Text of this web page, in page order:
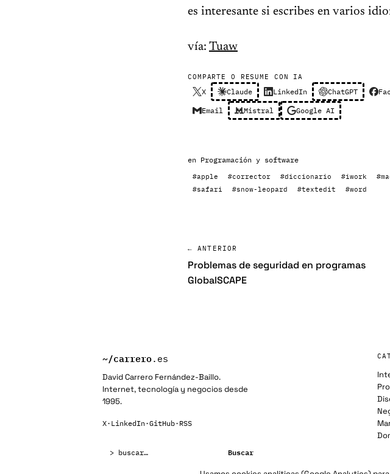
es interesante si escribes en varios
vía: Tuaw
COMPARTE O RESUME CON IA
X Claude LinkedIn ChatGPT
Email Mistral Google AI
en Programación y software
#apple #corrector #diccionario #iwork
#safari
#snow-leopard #textedit #word
← ANTERIOR
Problemas de seguridad en programas
GlobalSCAPE
~/carrero.es
David Carrero Fernández-Baillo.
Internet, tecnología y negocios desde
1995.
X· LinkedIn·GitHub· RSS
Buscar